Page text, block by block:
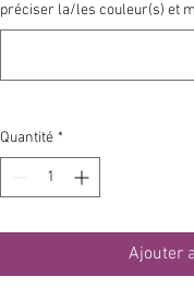
préciser la/les couleur(s) et
Quantité *
Ajouter